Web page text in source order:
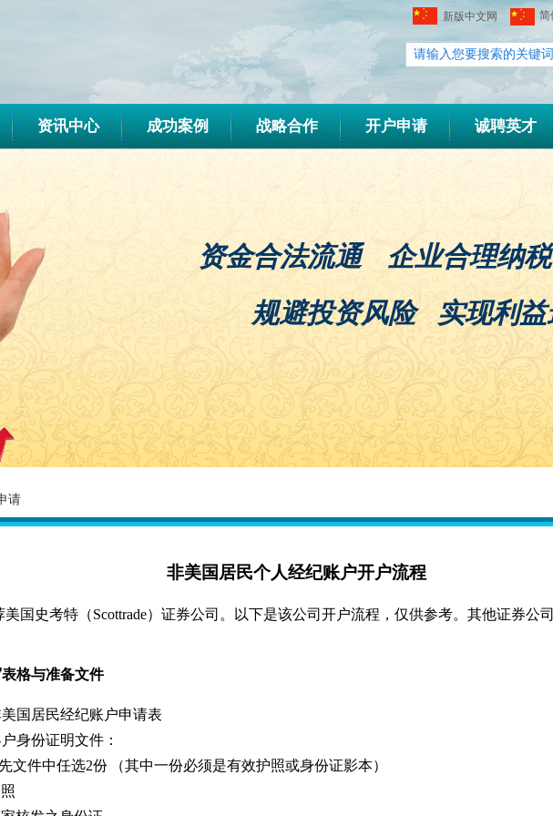
新版中文网
简
资讯中心 成功案例 战略合作 开户申请 诚聘英才
规避投资风险 实现利益
资金合法流通 企业合理纳税
请
非美国居民个人经纪账户开户流程
美国史考特（Scottrade）证券公司。以下是该公司开户流程，仅供参考。其他证券公
格与准备文件
国居民经纪账户申请表
身份证明文件：
文件中任选2份
（其中一份必须是有效护照或身份证影本）
照